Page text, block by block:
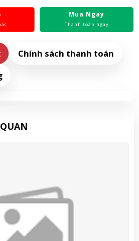
Mua Ngay
Thanh toán ngay
Chính sách thanh toán